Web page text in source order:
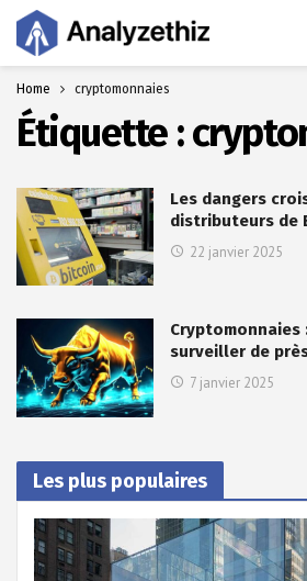
Home cryptomonnaies
Étiquette :
Les dangers
distributeurs de
22 janvier 2025
surveiller de
7 janvier 2025
Les plus populaires